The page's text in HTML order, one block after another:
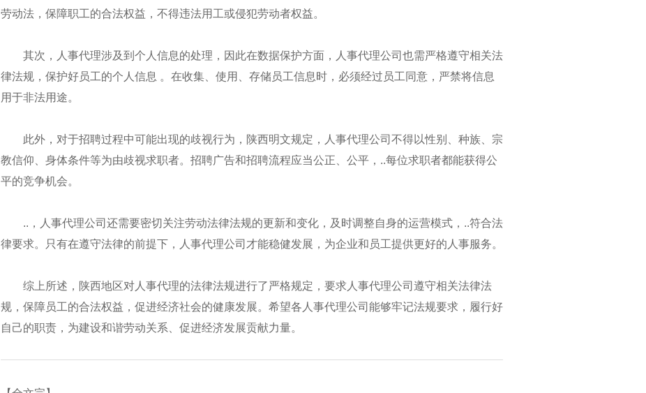
西安劳务外包
劳动法，保障职工的合法权益，不得违法用工或侵犯劳动者权益。
其次，人事代理涉及到个人信息的处理，因此在数据保护方面，人事代理公司也需严格遵守相关法
律法规，保护好员工的个人信息 。在收集、使用、存储员工信息时，必须经过员工同意，严禁将信息
用于非法用途。
此外，对于招聘过程中可能出现的歧视行为，陕西明文规定，人事代理公司不得以性别、种族、宗
教信仰、身体条件等为由歧视求职者。招聘广告和招聘流程应当公正、公平，..每位求职者都能获得公
平的竞争机会。
..，人事代理公司还需要密切关注劳动法律法规的更新和变化，及时调整自身的运营模式，..符合法
律要求。只有在遵守法律的前提下，人事代理公司才能稳健发展，为企业和员工提供更好的人事服务。
综上所述，陕西地区对人事代理的法律法规进行了严格规定，要求人事代理公司遵守相关法律法
规，保障员工的合法权益，促进经济社会的健康发展。希望各人事代理公司能够牢记法规要求，履行好
自己的职责，为建设和谐劳动关系、促进经济发展贡献力量。